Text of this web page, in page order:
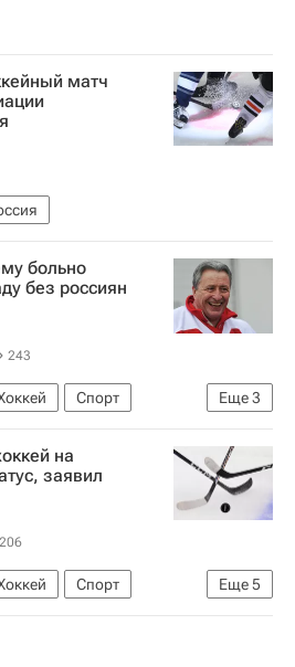
матч
больно
без россиян
243
Еще3
Спорт
комитет (МОК)
хоккея (IIHF)
2026
на
заявил
206
Еще5
Спорт
комитет (МОК)